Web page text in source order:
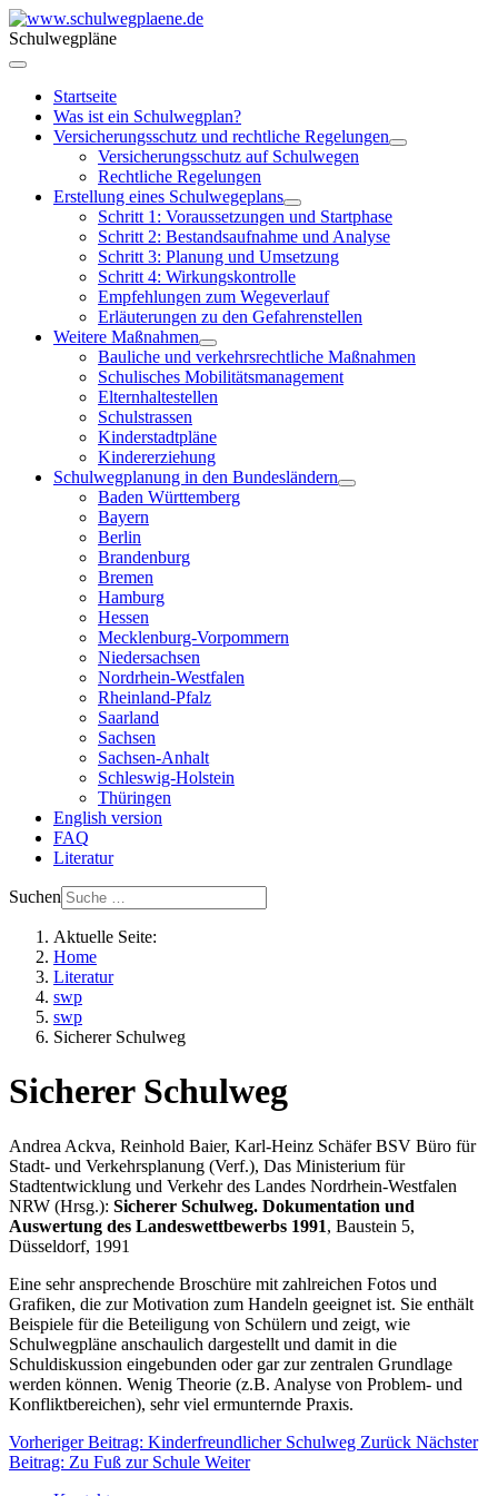
Schulwegpläne
Startseite
Was ist ein Schulwegplan?
Versicherungsschutz und rechtliche Regelungen
Versicherungsschutz auf Schulwegen
Rechtliche Regelungen
Erstellung eines Schulwegeplans
Schritt 1: Voraussetzungen und Startphase
Schritt 2: Bestandsaufnahme und Analyse
Schritt 3: Planung und Umsetzung
Schritt 4: Wirkungskontrolle
Empfehlungen zum Wegeverlauf
Erläuterungen zu den Gefahrenstellen
Weitere Maßnahmen
Bauliche und verkehrsrechtliche Maßnahmen
Schulisches Mobilitätsmanagement
Elternhaltestellen
Schulstrassen
Kinderstadtpläne
Kindererziehung
Schulwegplanung in den Bundesländern
Baden Württemberg
Bayern
Berlin
Brandenburg
Bremen
Hamburg
Hessen
Mecklenburg-Vorpommern
Niedersachsen
Nordrhein-Westfalen
Rheinland-Pfalz
Saarland
Sachsen
Sachsen-Anhalt
Schleswig-Holstein
Thüringen
English version
FAQ
Literatur
Suchen
Aktuelle Seite:
Home
Literatur
swp
swp
Sicherer Schulweg
Sicherer Schulweg
Andrea Ackva, Reinhold Baier, Karl-Heinz Schäfer BSV Büro für
Stadt- und Verkehrsplanung (Verf.), Das Ministerium für
Stadtentwicklung und Verkehr des Landes Nordrhein-Westfalen
NRW (Hrsg.): Sicherer Schulweg. Dokumentation und
Auswertung des Landeswettbewerbs 1991, Baustein 5,
Düsseldorf, 1991
Eine sehr ansprechende Broschüre mit zahlreichen Fotos und
Grafiken, die zur Motivation zum Handeln geeignet ist. Sie enthält
Beispiele für die Beteiligung von Schülern und zeigt, wie
Schulwegpläne anschaulich dargestellt und damit in die
Schuldiskussion eingebunden oder gar zur zentralen Grundlage
werden können. Wenig Theorie (z.B. Analyse von Problem- und
Konfliktbereichen), sehr viel ermunternde Praxis.
Vorheriger Beitrag: Kinderfreundlicher Schulweg Zurück Nächster
Beitrag: Zu Fuß zur Schule Weiter